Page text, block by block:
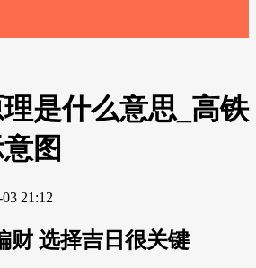
是什么意思_高铁
图
21:12
财 选择吉日很关键